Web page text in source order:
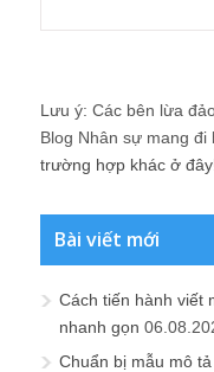
Lưu ý: Các bên lừa
Blog Nhân sự mang đi
trường hợp khác ở
Bài viết mới
Cách tiến hành viết
nhanh gọn
Chuẩn bị mẫu mô